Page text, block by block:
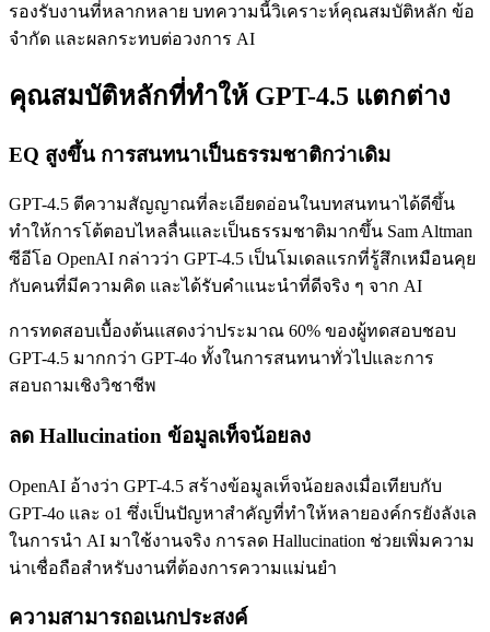
รองรับงานที่หลากหลาย บทความนี้วิเคราะห์คุณสมบัติหลัก ข้อ
จำกัด และผลกระทบต่อวงการ AI
คุณสมบัติหลักที่ทำให้ GPT-4.5 แตกต่าง
EQ สูงขึ้น การสนทนาเป็นธรรมชาติกว่าเดิม
GPT-4.5 ตีความสัญญาณที่ละเอียดอ่อนในบทสนทนาได้ดีขึ้น
ทำให้การโต้ตอบไหลลื่นและเป็นธรรมชาติมากขึ้น Sam Altman
ซีอีโอ OpenAI กล่าวว่า GPT-4.5 เป็นโมเดลแรกที่รู้สึกเหมือนคุย
กับคนที่มีความคิด และได้รับคำแนะนำที่ดีจริง ๆ จาก AI
การทดสอบเบื้องต้นแสดงว่าประมาณ 60% ของผู้ทดสอบชอบ
GPT-4.5 มากกว่า GPT-4o ทั้งในการสนทนาทั่วไปและการ
สอบถามเชิงวิชาชีพ
ลด Hallucination ข้อมูลเท็จน้อยลง
OpenAI อ้างว่า GPT-4.5 สร้างข้อมูลเท็จน้อยลงเมื่อเทียบกับ
GPT-4o และ o1 ซึ่งเป็นปัญหาสำคัญที่ทำให้หลายองค์กรยังลังเล
ในการนำ AI มาใช้งานจริง การลด Hallucination ช่วยเพิ่มความ
น่าเชื่อถือสำหรับงานที่ต้องการความแม่นยำ
ความสามารถอเนกประสงค์